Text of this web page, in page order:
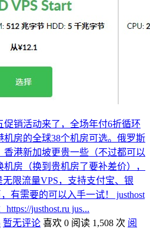
促销活动来了，全场年付6折循环
机房的全球38个机房可选。俄罗斯
港新加坡更贵一些（不过都可以
房（换到贵机房了要补差价），
限流量VPS，支持支付宝、银
有需要的可以入手一试！ justhost
justhost.ru jus...
暂无评论 喜欢 0 阅读 1,508 次 阅